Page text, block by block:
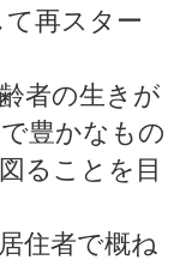
再スター
者の生きが
豊かなもの
ることを目
住者で概ね